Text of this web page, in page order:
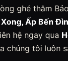
ghé thăm
Ấp Bến
hệ ngay qua
chúng tôi luôn